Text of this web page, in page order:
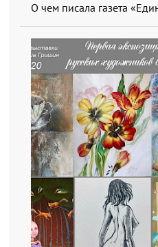
О чем писала газета